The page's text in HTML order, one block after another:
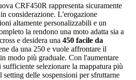
CRF450R rappresenta sicuramente
considerazione. L'erogazione
altamente personalizzabili e un
la rendono una moto adatta sia a
e desidera una 450 facile da
da una 250 e vuole affrontare il
modo più graduale. Con l'aumentare
sufficiente selezionare la mappatura più
delle sospensioni per sfruttarne